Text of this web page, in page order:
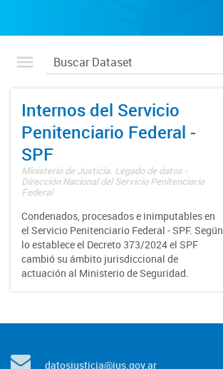
Internos del Servicio
Penitenciario Federal -
SPF
Ministerio de Justicia. Legado de datos -
Dirección Nacional del Servicio Penitenciario
Federal
Condenados, procesados e inimputables en
el Servicio Penitenciario Federal - SPF. Según
lo establece el Decreto 373/2024 el SPF
cambió su ámbito jurisdiccional de
actuación al Ministerio de Seguridad.
datosjusticia@jus.gov.ar